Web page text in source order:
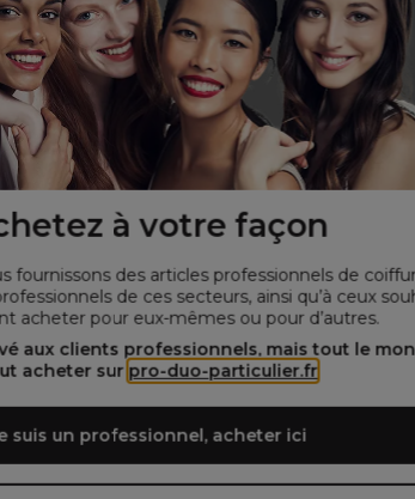
à votre façon
fournissons des articles professionnels de
de ces secteurs, ainsi qu’à ceux
acheter pour eux-mêmes ou pour d’autres.
aux clients professionnels, mais tout le
acheter sur pro-duo-particulier.fr
suis un professionnel, acheter ici